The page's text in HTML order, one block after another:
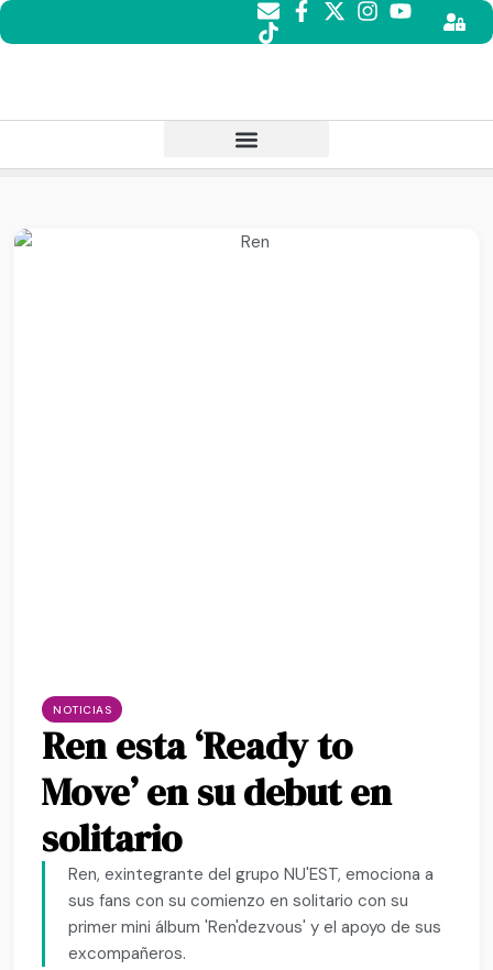
NOTICIAS
Ren esta ‘Ready to
Move’ en su debut en
solitario
Ren, exintegrante del grupo NU'EST, emociona a
sus fans con su comienzo en solitario con su
primer mini álbum 'Ren'dezvous' y el apoyo de sus
excompañeros.